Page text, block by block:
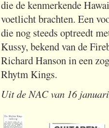
die de kenmerkende
voetlicht brachten. Een
die nog steeds optreedt
Kussy, bekend van de
Richard Hanson in een
Rhytm Kings.
Uit de NAC van 16